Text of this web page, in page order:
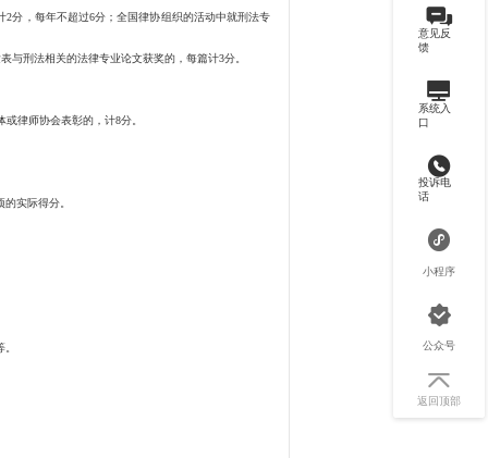
分，每年不超过6分；全国律协组织的活动中就刑法专
刑法相关的法律专业论文获奖的，每篇计3分。
律师协会表彰的，计8分。
实际得分。
意见反
馈
系统入
口
投诉电
话
小程序
公众号
返回顶部